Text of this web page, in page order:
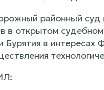
районный суд
в открытом
Бурятия в